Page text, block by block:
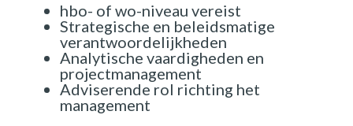
hbo- of wo-niveau vereist
Strategische en beleidsmatige
verantwoordelijkheden
Analytische vaardigheden en
projectmanagement
Adviserende rol richting het
management